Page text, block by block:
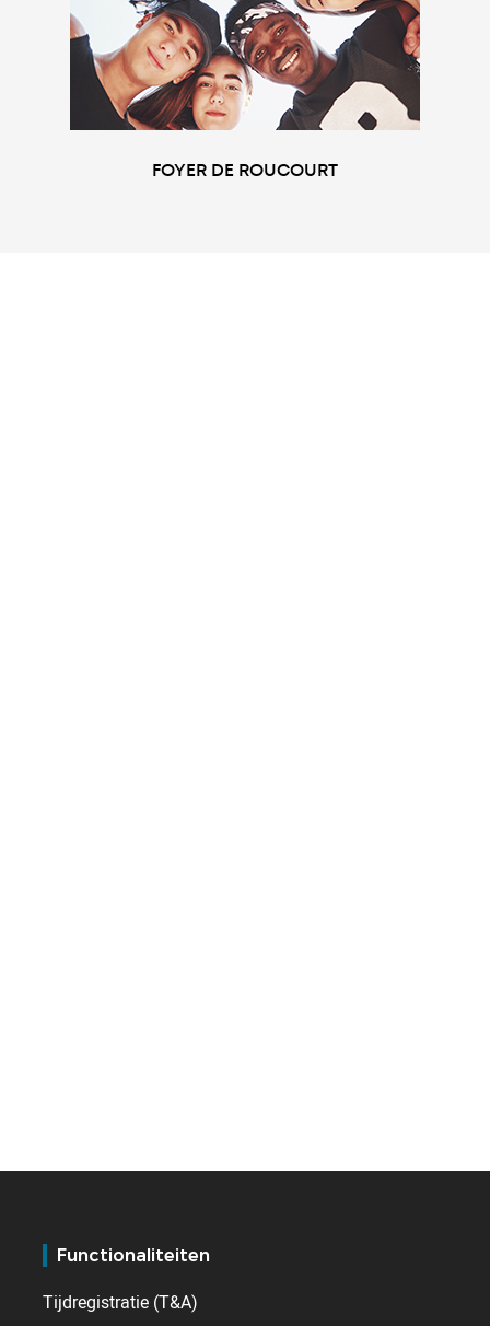
FOYER DE ROUCOURT
Functionaliteiten
Tijdregistratie (T&A)